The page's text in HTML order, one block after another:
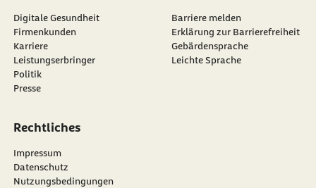
Digitale Gesundheit
Firmenkunden
Karriere
Leistungserbringer
Politik
Presse
Barriere melden
Erklärung zur Barrierefreiheit
Gebärdensprache
Leichte Sprache
Rechtliches
Impressum
Datenschutz
Nutzungsbedingungen